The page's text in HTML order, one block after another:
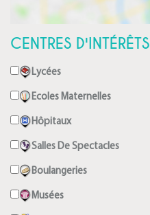
CENTRES D'INTÉRÊTS
Lycées
Ecoles Maternelles
Hôpitaux
Salles De Spectacles
Boulangeries
Musées